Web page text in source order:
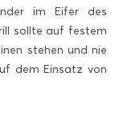
im Eifer des
sollte auf festem
stehen und nie
dem Einsatz von